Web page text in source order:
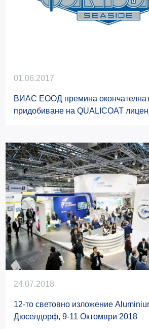
01.06.2017
ВИАС ЕООД премина
придобиване на QUALICOAT
24.07.2018
12-то световно изложение
Дюселдорф, 9-11 Октомври 2018